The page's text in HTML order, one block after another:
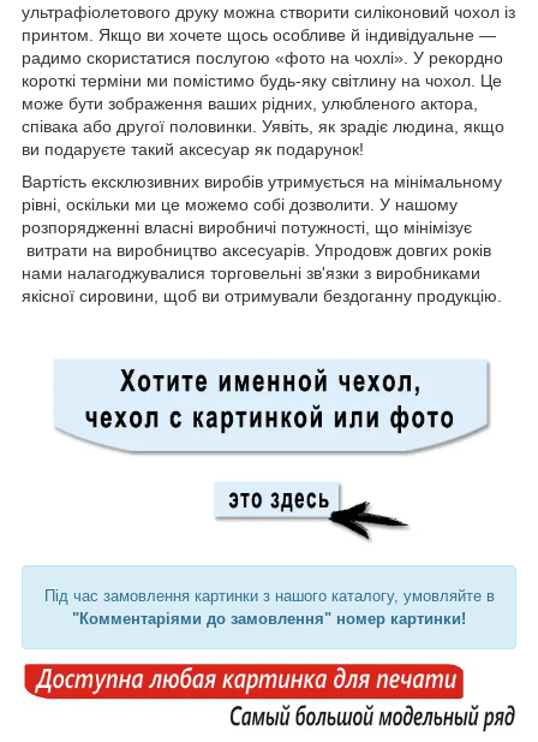
ультрафіолетового друку можна створити силіконовий чохол із
принтом. Якщо ви хочете щось особливе й індивідуальне —
радимо скористатися послугою «фото на чохлі». У рекордно
короткі терміни ми помістимо будь-яку світлину на чохол. Це
може бути зображення ваших рідних, улюбленого актора,
співака або другої половинки. Уявіть, як зрадіє людина, якщо
ви подаруєте такий аксесуар як подарунок!
Вартість ексклюзивних виробів утримується на мінімальному
рівні, оскільки ми це можемо собі дозволити. У нашому
розпорядженні власні виробничі потужності, що мінімізує
витрати на виробництво аксесуарів. Упродовж довгих років
нами налагоджувалися торговельні зв'язки з виробниками
якісної сировини, щоб ви отримували бездоганну продукцію.
Під час замовлення картинки з нашого каталогу, умовляйте в
"Комментаріями до замовлення" номер картинки!